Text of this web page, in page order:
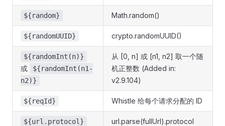
${random} Math.random()
${randomUUID} crypto.randomUUID()
${randomInt(n)}
或
${randomInt(n1-
n2)}
从 [0, n] 或 [n1, n2] 取一个随
机正整数 (Added in:
v2.9.104)
${reqId} Whistle 给每个请求分配的 ID
${url.protocol} url.parse(fullUrl).protocol